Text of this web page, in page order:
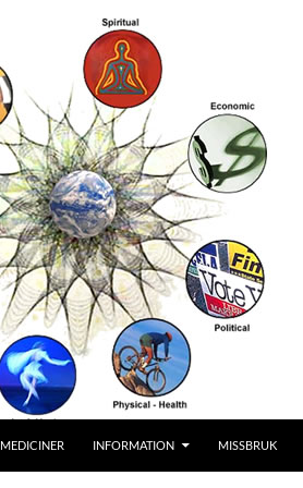
MEDICINER INFORMATION MISSBRUK